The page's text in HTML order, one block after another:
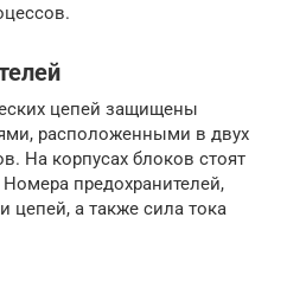
цепей защищены
расположенными в двух
На корпусах блоков стоят
предохранителей,
а также сила тока